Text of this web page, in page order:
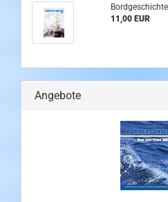
11,00 EUR
Angebote